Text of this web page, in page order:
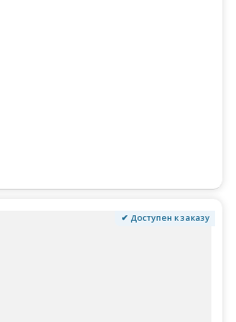
✔ Доступен к заказу